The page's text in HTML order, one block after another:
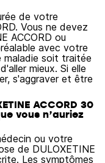
de votre
Vous ne devez
ACCORD ou
avec votre
soit traitée
mieux. Si elle
s'aggraver et être
ACCORD 30
vous n’auriez
ou votre
de DULOXETINE
Les symptômes